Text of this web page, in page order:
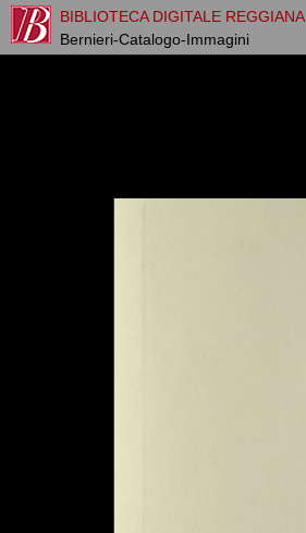
BIBLIOTECA DIGITALE REGGIANA
Bernieri-Catalogo-Immagini